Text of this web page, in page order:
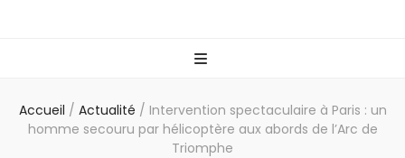
Accueil / Actualité / Intervention spectaculaire à Paris : un
homme secouru par hélicoptère aux abords de l’Arc de
Triomphe